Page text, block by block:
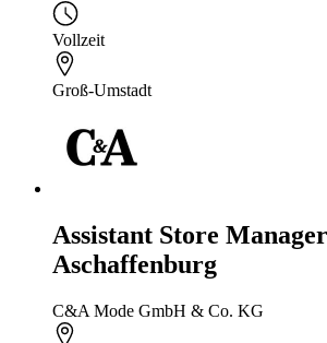
Vollzeit
Groß-Umstadt
Assistant Store
Aschaffenburg
C&A Mode GmbH & Co. KG